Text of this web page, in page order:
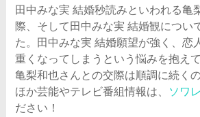
田中みな実 結婚秒読みといわれる亀
際、そして田中みな実 結婚観につい
た。田中みな実 結婚願望が強く、恋
重くなってしまうという悩みを抱え
亀梨和也さんとの交際は順調に続く
ほか芸能やテレビ番組情報は、 ソワ
ださい！